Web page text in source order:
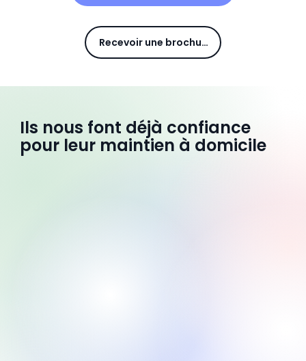
Recevoir une brochure
Ils nous font déjà confiance
pour leur maintien à domicile